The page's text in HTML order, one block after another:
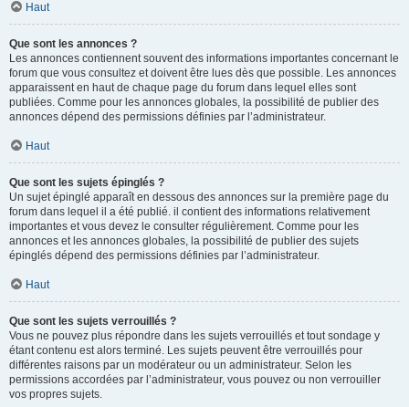
Haut
Que sont les annonces ?
Les annonces contiennent souvent des informations importantes concernant le
forum que vous consultez et doivent être lues dès que possible. Les annonces
apparaissent en haut de chaque page du forum dans lequel elles sont
publiées. Comme pour les annonces globales, la possibilité de publier des
annonces dépend des permissions définies par l’administrateur.
Haut
Que sont les sujets épinglés ?
Un sujet épinglé apparaît en dessous des annonces sur la première page du
forum dans lequel il a été publié. il contient des informations relativement
importantes et vous devez le consulter régulièrement. Comme pour les
annonces et les annonces globales, la possibilité de publier des sujets
épinglés dépend des permissions définies par l’administrateur.
Haut
Que sont les sujets verrouillés ?
Vous ne pouvez plus répondre dans les sujets verrouillés et tout sondage y
étant contenu est alors terminé. Les sujets peuvent être verrouillés pour
différentes raisons par un modérateur ou un administrateur. Selon les
permissions accordées par l’administrateur, vous pouvez ou non verrouiller
vos propres sujets.